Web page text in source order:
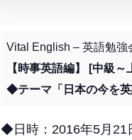
Vital English – 英語勉
【時事英語編】 [中級～
◆テーマ「日本の今を英
◆日時：2016年5月21